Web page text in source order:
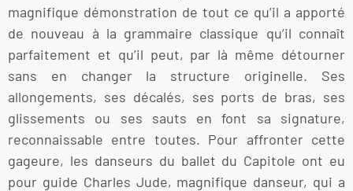
magnifique démonstration de tout ce qu’il a apporté
de nouveau à la grammaire classique qu’il connaît
parfaitement et qu’il peut, par là même détourner
sans en changer la structure originelle. Ses
allongements, ses décalés, ses ports de bras, ses
glissements ou ses sauts en font sa signature,
reconnaissable entre toutes. Pour affronter cette
gageure, les danseurs du ballet du Capitole ont eu
pour guide Charles Jude, magnifique danseur, qui a